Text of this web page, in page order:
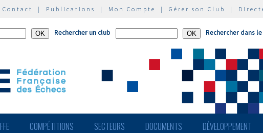
Contact | Publications | Mon Compte | Gérer son Club |
Rechercher un club Rechercher dans
FFE COMPÉTITIONS SECTEURS DOCUMENTS DÉVELOPPEMENT